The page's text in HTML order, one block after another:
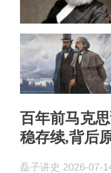
百年前马克
稳存续,背后
磊子讲史 2026-07-